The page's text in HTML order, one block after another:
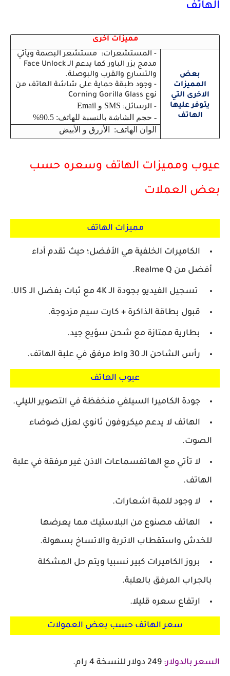
الهاتف
مميزات اخرى
بعض
المميزات
الاخرى التي
يتوفر عليها
الهاتف
- المستشعرات: مستشعر البصمة ويأتي
مدمج بزر الباور كما يدعم الـ Face Unlock
والتسارع والقرب والبوصلة.
- وجود طبقة حماية على شاشة الهاتف من
نوع Corning Gorilla Glass
- الرسائل: SMS و Email
- حجم الشاشة بالنسبة للهاتف: 90.5%
الوان الهاتف: الأزرق و الأبيض
عيوب ومميزات الهاتف وسعره حسب
بعض العملات
مميزات الهاتف
الكاميرات الخلفية هي الأفضل؛ حيث تقدم أداء
أفضل من Realme Q.
تسجيل الفيديو بجودة الـ 4K مع ثبات بفضل الـ UIS.
قبول بطاقة الذاكرة + كارت سيم مزدوجة.
بطارية ممتازة مع شحن سؤيع جيد.
رأس الشاحن الـ 30 واط مرفق في علبة الهاتف.
عيوب الهاتف
جودة الكاميرا السيلفي منخفظة في التصوير الليلي.
الهاتف لا يدعم ميكروفون ثانوي لعزل ضوضاء
الصوت.
لا تأتي مع الهاتفسماعات الاذن غير مرفقة في علبة
الهاتف.
لا وجود للمبة اشعارات.
الهاتف مصنوع من البلاستيك مما يعرضها
للخدش واستقطاب الاتربة والاتساخ بسهولة.
بروز الكاميرات كبير نسبيا ويتم حل المشكلة
بالجراب المرفق بالعلبة.
ارتفاع سعره قليلا.
سعر الهاتف حسب بعض العمولات
السعر بالدولار: